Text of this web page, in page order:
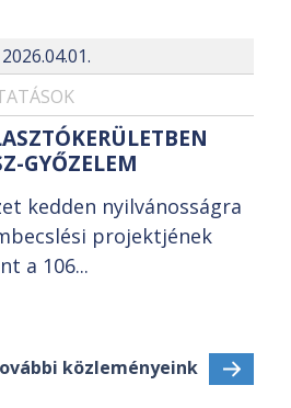
2026.04.01.
GYŐZELEM
kedden nyilvánosságra
projektjének
a 106...
közleményeink